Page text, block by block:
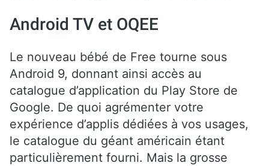
Android TV et OQEE
Le nouveau bébé de Free tourne sous
Android 9, donnant ainsi accès au
catalogue d’application du Play Store de
Google. De quoi agrémenter votre
expérience d’applis dédiées à vos usages,
le catalogue du géant américain étant
particulièrement fourni. Mais la grosse